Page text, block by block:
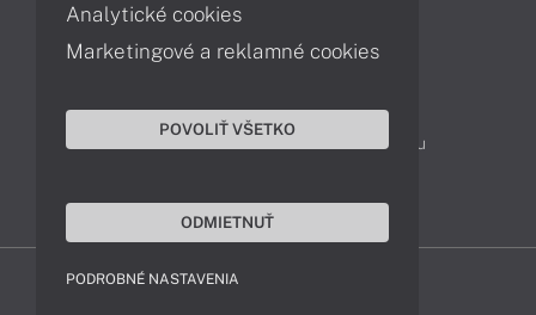
Kontakty
043 4224 771
Obchodné oddelenie
Reklamácia tovaru
Analytické cookies
Marketingové a reklamné cookies
POVOLIŤ VŠETKO
ODMIETNUŤ
PODROBNÉ NASTAVENIA